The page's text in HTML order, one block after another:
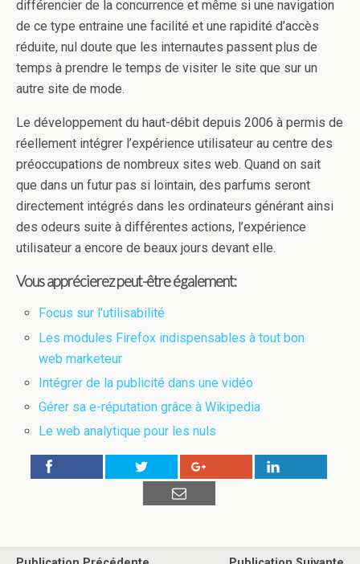
différencier de la concurrence et même si une navigation
de ce type entraine une facilité et une rapidité d’accès
réduite, nul doute que les internautes passent plus de
temps à prendre le temps de visiter le site que sur un
autre site de mode.
Le développement du haut-débit depuis 2006 à permis de
réellement intégrer l’expérience utilisateur au centre des
préoccupations de nombreux sites web. Quand on sait
que dans un futur pas si lointain, des parfums seront
directement intégrés dans les ordinateurs générant ainsi
des odeurs suite à différentes actions, l’expérience
utilisateur a encore de beaux jours devant elle.
Vous apprécierez peut-être également:
Focus sur l’utilisabilité
Les modules Firefox indispensables à tout bon
web marketeur
Intégrer de la publicité dans une vidéo
Gérer sa e-réputation grâce à Wikipedia
Le web analytique pour les nuls